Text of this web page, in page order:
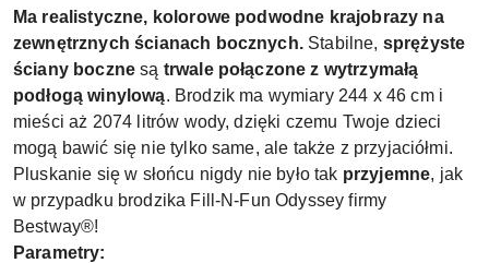
Ma realistyczne, kolorowe podwodne krajobrazy na
zewnętrznych ścianach bocznych.Stabilne, sprężyste
ściany boczne są trwale połączone z wytrzymałą
podłogą winylową. Brodzik ma wymiary 244 x 46 cm i
mieści aż 2074 litrów wody, dzięki czemu Twoje dzieci
mogą bawić się nie tylko same, ale także z przyjaciółmi.
Pluskanie się w słońcu nigdy nie było tak przyjemne, jak
w przypadku brodzika Fill-N-Fun Odyssey firmy
Bestway®!
Parametry: